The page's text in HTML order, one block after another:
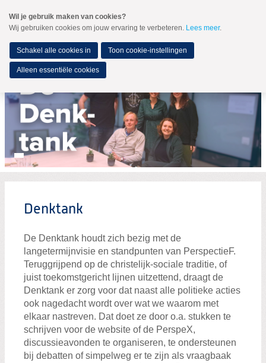
naar
Spring
de
inhoud
Spring
naar
hoofdmenu
MENU
Word nu lid!
Word actief!
Partners van PerspectieF
Denktank
Doneer
Denktank
De Denktank houdt zich bezig met de
langetermijnvisie en standpunten van PerspectieF.
Teruggrijpend op de christelijk-sociale traditie, of
juist toekomstgericht lijnen uitzettend, draagt de
Denktank er zorg voor dat naast alle politieke acties
ook nagedacht wordt over wat we waarom met
elkaar nastreven. Dat doet ze door o.a. stukken te
schrijven voor de website of de PerspeX,
discussieavonden te organiseren, te ondersteunen
bij debatten of simpelweg er te zijn als vraagbaak
Wil je gebruik maken van cookies?
Wij gebruiken cookies om jouw ervaring te verbeteren. Lees meer.
Schakel alle cookies in Toon cookie-instellingen
Alleen essentiële cookies